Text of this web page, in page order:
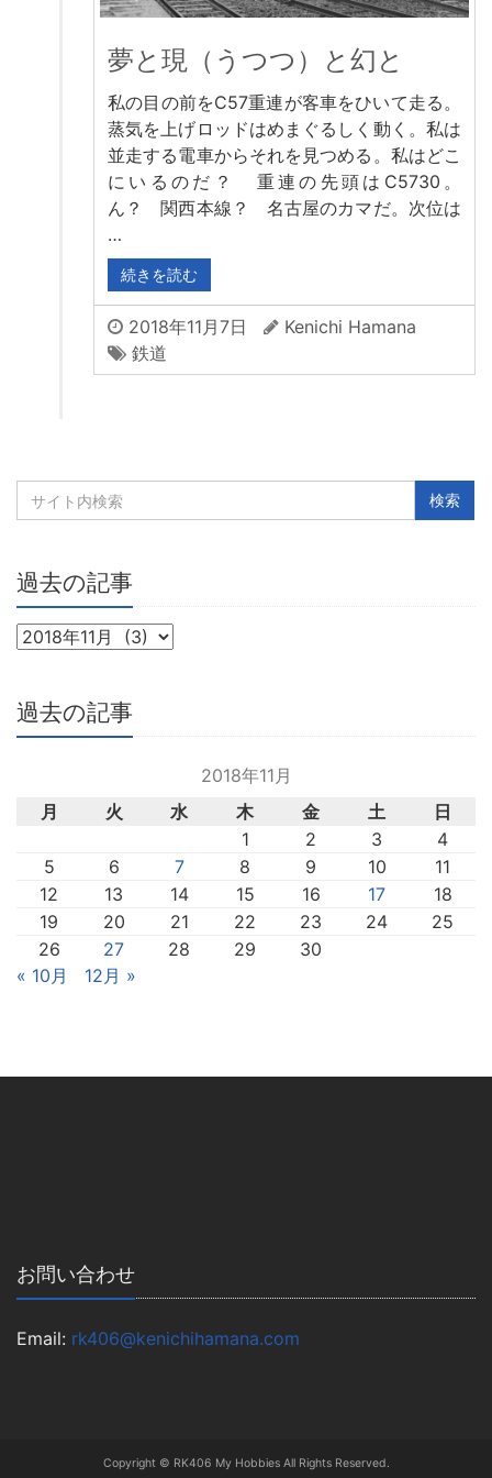
夢と現（うつつ）と幻と
私の目の前をC57重連が客車をひいて走る。
蒸気を上げロッドはめまぐるしく動く。私は
並走する電車からそれを見つめる。私はどこ
にいるのだ？ 重連の先頭はC5730。
ん？ 関西本線？ 名古屋のカマだ。次位は
…
続きを読む
2018年11月7日
Kenichi Hamana
鉄道
過去の記事
過去の記事
2018年11月
月
火 水 木 金 土
日
1
2 3
4
5
6 7 8 9 10
11
12
13 14 15 16 17
18
19
20 21 22 23 24
25
26
27 28 29
30
« 10月
12月 »
お問い合わせ
Email: rk406@kenichihamana.com
Copyright © RK406 My Hobbies All Rights Reserved.